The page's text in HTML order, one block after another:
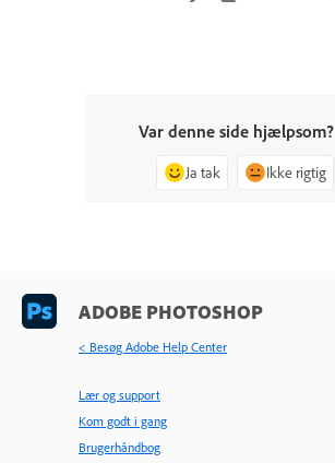
Var denne side hjælpsom?
Ja tak Ikke rigtig
ADOBE PHOTOSHOP
< Besøg Adobe Help Center
Lær og support
Kom godt i gang
Brugerhåndbog